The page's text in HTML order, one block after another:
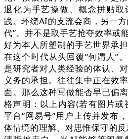
退化为手艺操做、概念拼贴
践。环绕AI的支流会商，另一
代”。并不是取手艺抢夺效率或
好为本人所塑制的手艺世界承
在这个时代从头回覆“何谓人”
是研究者对人类经验的体认、
义务的承担。往往集中正在效
面。那么这种写做能否早已偏
格声明：以上内容(若有图片或
平台“网易号”用户上传并发布
体情境的理解、对思惟保守的